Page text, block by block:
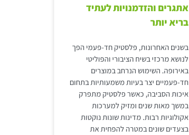
אתגרים והזדמנויות לעתיד
בריא יותר
בשנים האחרונות, פלסטיק חד-פעמי הפך
לנושא מרכזי בשיח הציבורי והפוליטי
באירופה. השימוש הנרחב במוצרים
חד-פעמיים יצר בעיות משמעותיות בתחום
איכות הסביבה, כאשר פלסטיק מתפרק
במשך מאות שנים ומזיק למערכות
אקולוגיות רבות. מדינות שונות נוקטות
בצעדים שונים במטרה להפחית את